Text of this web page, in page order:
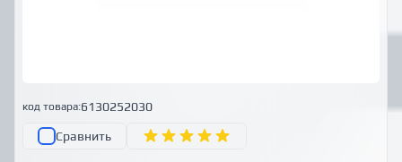
код товара:6130252030
Сравнить